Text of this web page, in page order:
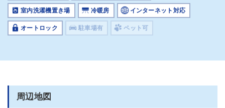
室内洗濯機置き場 冷暖房 インターネット対応
オートロック 駐車場有 ペット可
周辺地図